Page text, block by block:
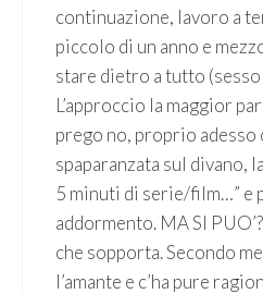
continuazione, lavoro a
piccolo di un anno e
stare dietro a tutto
L’approccio la maggior
prego no, proprio adesso
spaparanzata sul divano,
5 minuti di serie/film…” e
addormento. MA SI
che sopporta. Secondo
l’amante e c’ha pure